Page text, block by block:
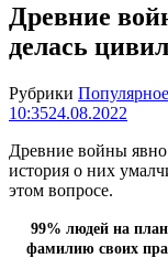
Древние
делась
Рубрики Популярное
10:3524.08.2022
Древние войны явно
история о них
этом вопросе.
99% людей на
фамилию своих